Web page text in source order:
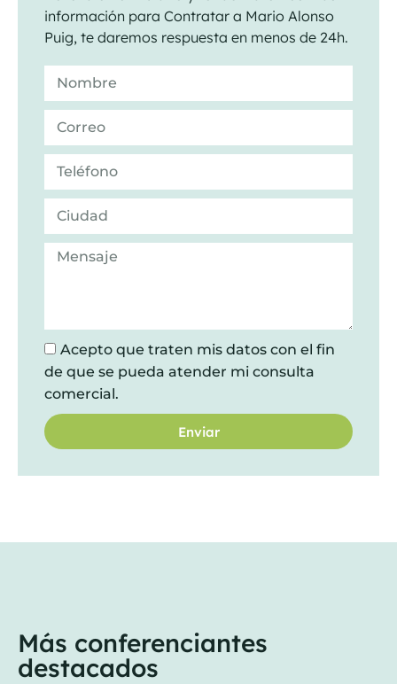
información para Contratar a Mario Alonso
Puig, te daremos respuesta en menos de 24h.
Acepto que traten mis datos con el fin
de que se pueda atender mi consulta
comercial.
Enviar
Más conferenciantes
destacados